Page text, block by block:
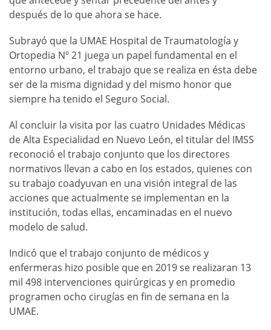
después de lo que ahora se hace.
Subrayó que la UMAE Hospital de Traumatología y
Ortopedia Nº 21 juega un papel fundamental en el
entorno urbano, el trabajo que se realiza en ésta debe
ser de la misma dignidad y del mismo honor que
siempre ha tenido el Seguro Social.
Al concluir la visita por las cuatro Unidades Médicas
de Alta Especialidad en Nuevo León, el titular del IMSS
reconoció el trabajo conjunto que los directores
normativos llevan a cabo en los estados, quienes con
su trabajo coadyuvan en una visión integral de las
acciones que actualmente se implementan en la
institución, todas ellas, encaminadas en el nuevo
modelo de salud.
Indicó que el trabajo conjunto de médicos y
enfermeras hizo posible que en 2019 se realizaran 13
mil 498 intervenciones quirúrgicas y en promedio
programen ocho cirugías en fin de semana en la
UMAE.